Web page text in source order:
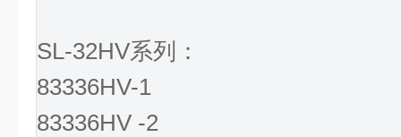
SL-32HV系列：
83336HV-1
83336HV -2